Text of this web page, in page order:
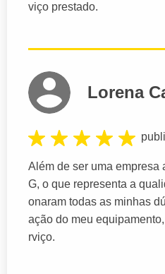
viço prestado.
Lorena
Além de ser uma empresa
G, o que representa a
onaram todas as minhas
ação do meu
rviço.